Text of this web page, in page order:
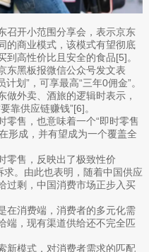
召开小范围分享会，表示京东
的商业模式，该模式有望彻底
高性价比且安全的食品[5]。
东黑板报微信公众号发文表
划”，可享最高“三年0佣金”。
外卖、酒旅的逻辑时表示，
靠供应链赚钱”[6]。
零售，也意味着一个“即时零售
形成，并有望成为一个覆盖全
零售，反映出了极致性价
求。由此也表明，随着中国供应
过剩，中国消费市场正步入买
在消费端，消费者的多元化需
端，现有渠道供给还不完全匹
新模式，对消费者需求的匹配